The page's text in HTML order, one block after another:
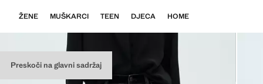
Preskoči na glavni sadržaj
ŽENE MUŠKARCI TEEN DJECA HOME